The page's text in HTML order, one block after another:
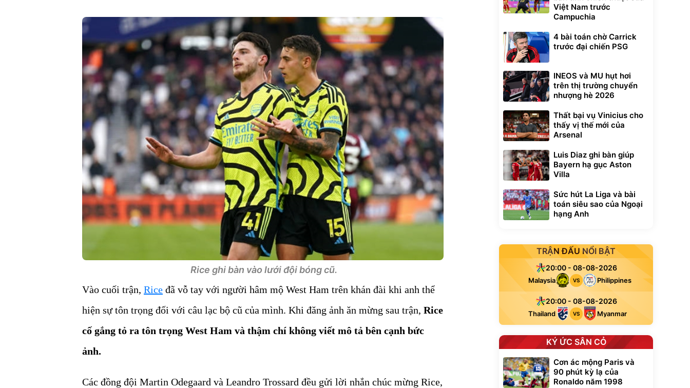
Rice ghi bàn vào lưới đội bóng cũ.
Vào cuối trận, Rice đã vỗ tay với người hâm mộ West Ham trên khán đài khi anh thể
hiện sự tôn trọng đối với câu lạc bộ cũ của mình. Khi đăng ảnh ăn mừng sau trận, Rice
cố gắng tỏ ra tôn trọng West Ham và thậm chí không viết mô tả bên cạnh bức
ảnh.
Các đồng đội Martin Odegaard và Leandro Trossard đều gửi lời nhắn chúc mừng Rice,
Việt Nam trước
Campuchia
4 bài toán chờ Carrick
trước đại chiến PSG
INEOS và MU hụt hơi
trên thị trường chuyển
nhượng hè 2026
Thất bại vụ Vinicius cho
thấy vị thế mới của
Arsenal
Luis Diaz ghi bàn giúp
Bayern hạ gục Aston
Villa
Sức hút La Liga và bài
toán siêu sao của Ngoại
hạng Anh
TRẬN ĐẤU NỔI BẬT
20:00 - 08-08-2026
Malaysia VS Philippines
20:00 - 08-08-2026
Thailand VS Myanmar
KÝ ỨC SÂN CỎ
Cơn ác mộng Paris và
90 phút kỳ lạ của
Ronaldo năm 1998